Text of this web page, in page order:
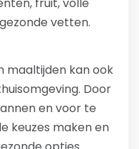
vetten.
maaltijden kan ook
Door
en voor te
keuzes maken en